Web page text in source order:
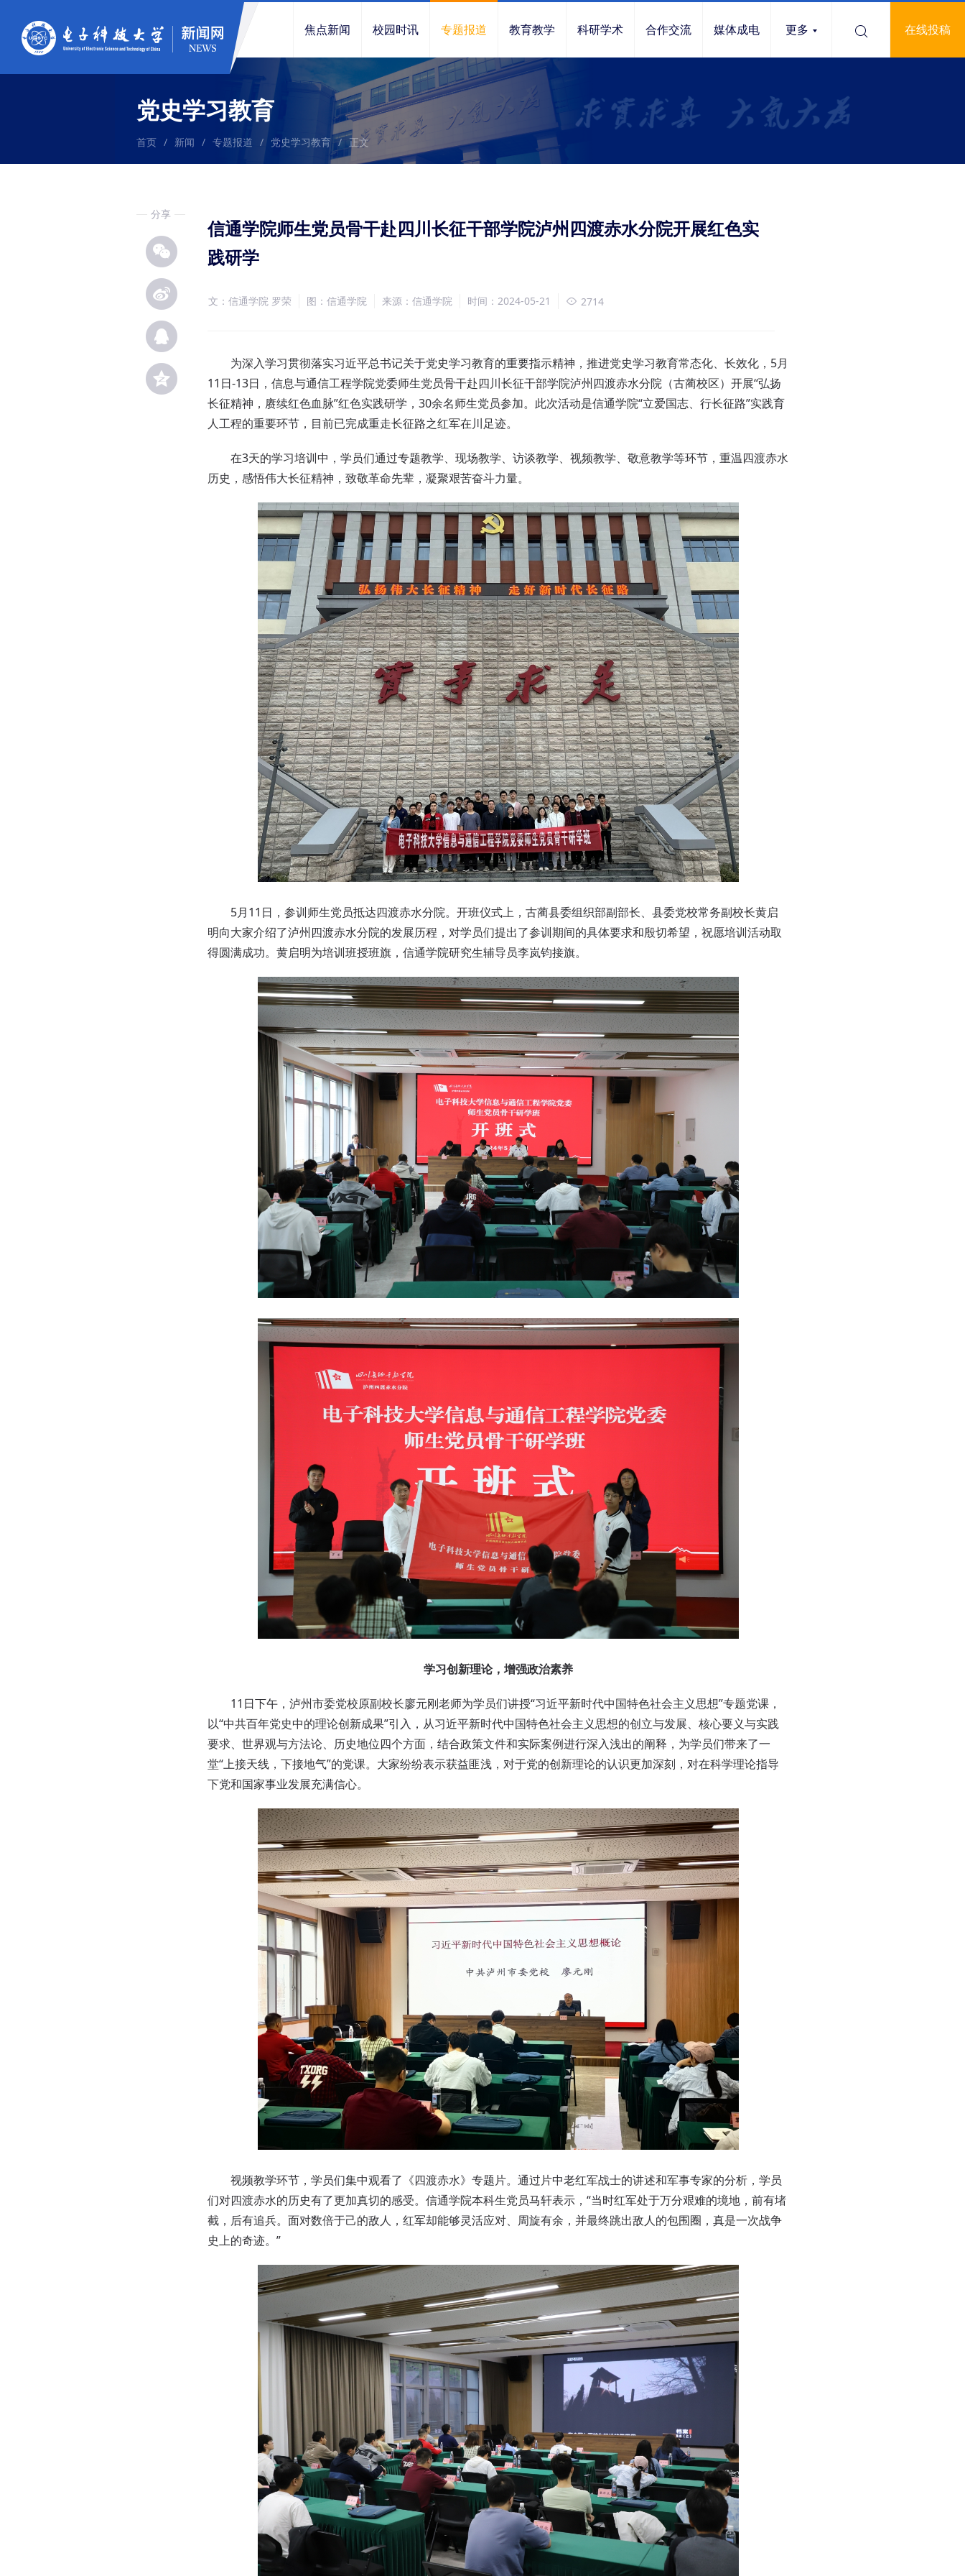
焦点新闻 校园时讯 专题报道 教育教学 科研学术 合作交流 媒体成电 更多 在线投稿
党史学习教育
首页 / 新闻 / 专题报道 / 党史学习教育 / 正文
分享
信通学院师生党员骨干赴四川长征干部学院泸州四渡赤水分院开展红色实
践研学
文：信通学院 罗荣 图：信通学院 来源：信通学院 时间：2024-05-21 2714
为深入学习贯彻落实习近平总书记关于党史学习教育的重要指示精神，推进党史学习教育常态化、长效化，5月
11日-13日，信息与通信工程学院党委师生党员骨干赴四川长征干部学院泸州四渡赤水分院（古蔺校区）开展“弘扬
长征精神，赓续红色血脉”红色实践研学，30余名师生党员参加。此次活动是信通学院“立爱国志、行长征路”实践育
人工程的重要环节，目前已完成重走长征路之红军在川足迹。
在3天的学习培训中，学员们通过专题教学、现场教学、访谈教学、视频教学、敬意教学等环节，重温四渡赤水
历史，感悟伟大长征精神，致敬革命先辈，凝聚艰苦奋斗力量。
5月11日，参训师生党员抵达四渡赤水分院。开班仪式上，古蔺县委组织部副部长、县委党校常务副校长黄启
明向大家介绍了泸州四渡赤水分院的发展历程，对学员们提出了参训期间的具体要求和殷切希望，祝愿培训活动取
得圆满成功。黄启明为培训班授班旗，信通学院研究生辅导员李岚钧接旗。
学习创新理论，增强政治素养
11日下午，泸州市委党校原副校长廖元刚老师为学员们讲授“习近平新时代中国特色社会主义思想”专题党课，
以“中共百年党史中的理论创新成果”引入，从习近平新时代中国特色社会主义思想的创立与发展、核心要义与实践
要求、世界观与方法论、历史地位四个方面，结合政策文件和实际案例进行深入浅出的阐释，为学员们带来了一
堂“上接天线，下接地气”的党课。大家纷纷表示获益匪浅，对于党的创新理论的认识更加深刻，对在科学理论指导
下党和国家事业发展充满信心。
视频教学环节，学员们集中观看了《四渡赤水》专题片。通过片中老红军战士的讲述和军事专家的分析，学员
们对四渡赤水的历史有了更加真切的感受。信通学院本科生党员马轩表示，“当时红军处于万分艰难的境地，前有堵
截，后有追兵。面对数倍于己的敌人，红军却能够灵活应对、周旋有余，并最终跳出敌人的包围圈，真是一次战争
史上的奇迹。”